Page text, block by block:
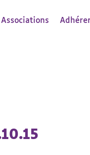
Associations